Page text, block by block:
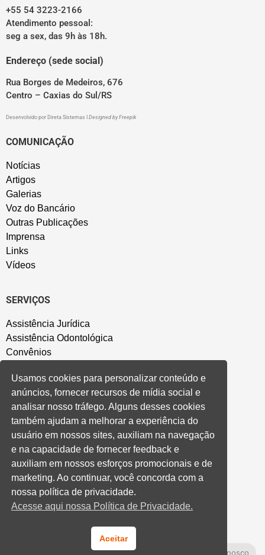
+55 54 3223-2166
Atendimento pessoal:
seg a sex, das 9h às 18h.
Endereço (sede social)
Rua Borges de Medeiros, 676
Centro – Caxias do Sul/RS
Desenvolvido por Direta Sistemas Designed by Freepik
COMUNICAÇÃO
Notícias
Artigos
Galerias
Voz do Bancário
Outras Publicações
Imprensa
Links
Vídeos
SERVIÇOS
Assistência Jurídica
Assistência Odontológica
Convênios
Salão de Festa
Política de Privacidade
CONVENÇÃO COLETIVA E ACORDOS
Convenções Coletivas
Banco do Brasil
Caixa Econômica Federal
Banrisul
Privados
Cooperativas e Financeiras
Fale Conosco
Usamos cookies para personalizar conteúdo e
anúncios, fornecer recursos de mídia social e
analisar nosso tráfego. Alguns desses cookies
também ajudam a melhorar a experiência do
usuário em nossos sites, auxiliam na navegação
e na capacidade de fornecer feedback e
auxiliam em nossos esforços promocionais e de
marketing. Ao continuar, você concorda com a
nossa política de privacidade.
Acesse aqui nossa Política de Privacidade.
Aceitar